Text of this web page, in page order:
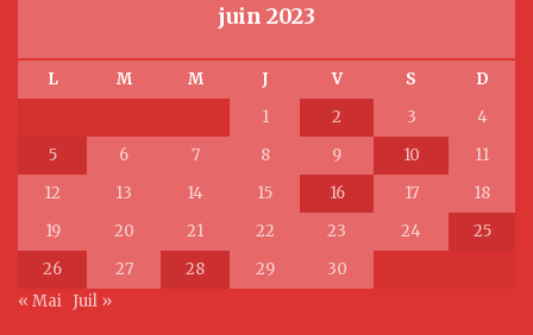
juin 2023
L M M J V S
D
1
2 3
4
5
6 7 8 9 10
11
12
13 14 15 16 17
18
19
20 21 22 23 24
25
26
27 28 29
30
« Mai Juil »